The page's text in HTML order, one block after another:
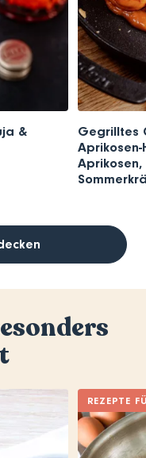
&
Gegrilltes
Aprikosen,
REZEPTE